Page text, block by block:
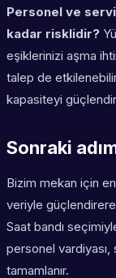
Personel ve
kadar risklidir?
eşiklerinizi aşma
talep de
kapasiteyi
Sonraki
Bizim mekan için
veriyle
Saat bandı
personel vardiyası,
tamamlanır.